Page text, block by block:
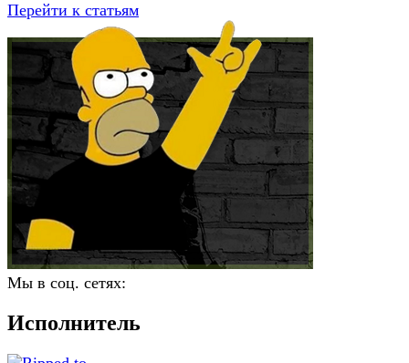
Перейти к статьям
Мы в соц. сетях:
Исполнитель